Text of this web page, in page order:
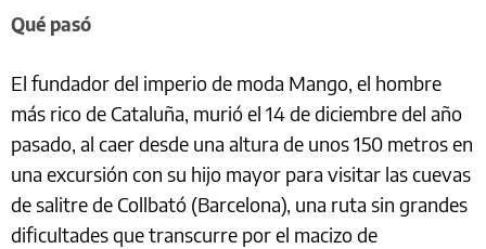
Qué pasó
El fundador del imperio de moda Mango, el hombre
más rico de Cataluña, murió el 14 de diciembre del año
pasado, al caer desde una altura de unos 150 metros en
una excursión con su hijo mayor para visitar las cuevas
de salitre de Collbató (Barcelona), una ruta sin grandes
dificultades que transcurre por el macizo de